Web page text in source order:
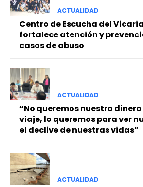
ACTUALIDAD
Centro de Escucha del
fortalece atención y
casos de abuso
ACTUALIDAD
“No queremos nuestro
viaje, lo queremos para ver
el declive de nuestras vidas”
ACTUALIDAD